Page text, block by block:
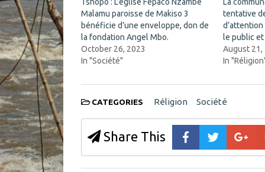
(
O
p
e
n
i
n
w
i
n
o
w
)
n
n
e
w
w
i
n
d
)
Malamu paroisse de Makiso 3
bénéficie d’une enveloppe, don de
la fondation Angel Mbo.
October 26, 2023
In "Société"
tentative
le public
August 21,
In
CATEGORIES Réligion Société
Share This